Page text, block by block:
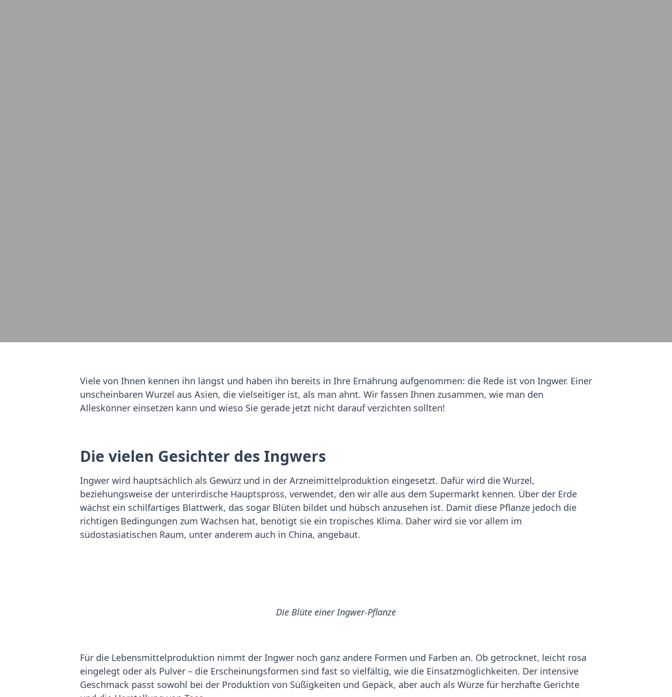
Viele von Ihnen kennen ihn längst und haben ihn bereits in Ihre Ernährung aufgenommen: die Rede ist von Ingwer. Einer
unscheinbaren Wurzel aus Asien, die vielseitiger ist, als man ahnt. Wir fassen Ihnen zusammen, wie man den
Alleskönner einsetzen kann und wieso Sie gerade jetzt nicht darauf verzichten sollten!
Die vielen Gesichter des Ingwers
Ingwer wird hauptsächlich als Gewürz und in der Arzneimittelproduktion eingesetzt. Dafür wird die Wurzel,
beziehungsweise der unterirdische Hauptspross, verwendet, den wir alle aus dem Supermarkt kennen. Über der Erde
wächst ein schilfartiges Blattwerk, das sogar Blüten bildet und hübsch anzusehen ist. Damit diese Pflanze jedoch die
richtigen Bedingungen zum Wachsen hat, benötigt sie ein tropisches Klima. Daher wird sie vor allem im
südostasiatischen Raum, unter anderem auch in China, angebaut.
Die Blüte einer Ingwer-Pflanze
Für die Lebensmittelproduktion nimmt der Ingwer noch ganz andere Formen und Farben an. Ob getrocknet, leicht rosa
eingelegt oder als Pulver – die Erscheinungsformen sind fast so vielfältig, wie die Einsatzmöglichkeiten. Der intensive
Geschmack passt sowohl bei der Produktion von Süßigkeiten und Gepäck, aber auch als Würze für herzhafte Gerichte